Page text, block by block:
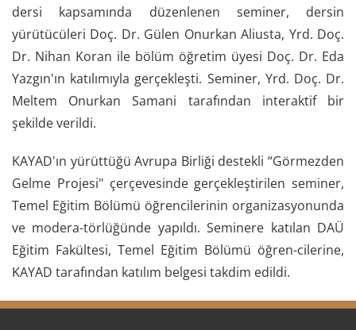
dersi kapsamında düzenlenen seminer, dersin
yürütücüleri Doç. Dr. Gülen Onurkan Aliusta, Yrd. Doç.
Dr. Nihan Koran ile bölüm öğretim üyesi Doç. Dr. Eda
Yazgın'ın katılımıyla gerçekleşti. Seminer, Yrd. Doç. Dr.
Meltem Onurkan Samani tarafından interaktif bir
şekilde verildi.
KAYAD'ın yürüttüğü Avrupa Birliği destekli “Görmezden
Gelme Projesi" çerçevesinde gerçekleştirilen seminer,
Temel Eğitim Bölümü öğrencilerinin organizasyonunda
ve modera-törlüğünde yapıldı. Seminere katılan DAÜ
Eğitim Fakültesi, Temel Eğitim Bölümü öğren-cilerine,
KAYAD tarafından katılım belgesi takdim edildi.